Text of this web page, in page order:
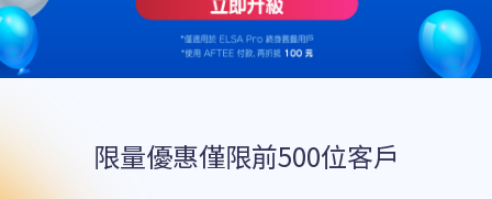
限量優惠僅限前500位客戶